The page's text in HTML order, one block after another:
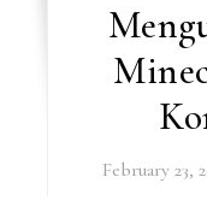
February 23,